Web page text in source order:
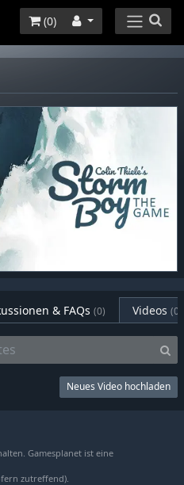
(0)
& FAQs (0) Videos (0)
Neues Video hochladen
Gamesplanet ist eine
zutreffend).